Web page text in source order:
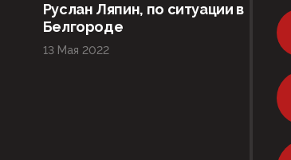
Руслан Ляпин, по ситуации в
Белгороде
13 Мая 2022